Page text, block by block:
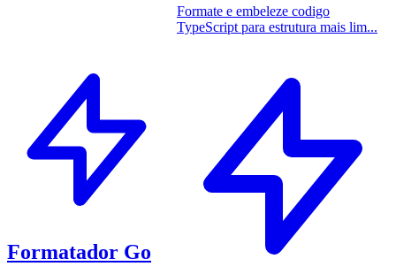
Formate e embeleze codigo
TypeScript para estrutura mais lim...
Formatador Go